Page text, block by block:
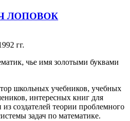
ЛОПОВОК
гг.
чье имя золотыми буквами
школьных учебников, учебных
интересных книг для
создателей теории проблемного
задач по математике.